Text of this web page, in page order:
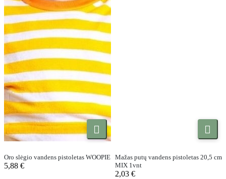

Oro slėgio vandens pistoletas WOOPIE
5,88 €

Mažas putų vandens pistoletas 20,5 cm
MIX 1vnt
2,03 €